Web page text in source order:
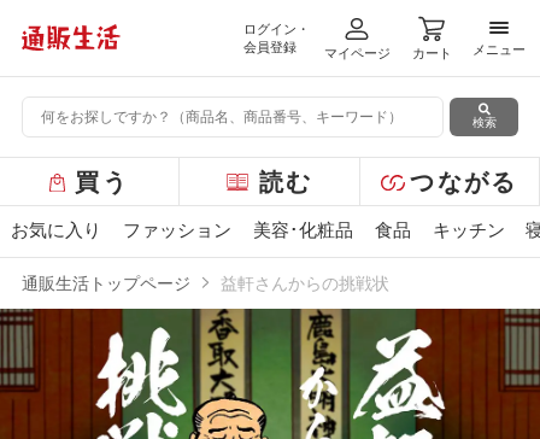
ログイン・
会員登録
マイページ カート
メニ
メニュー
検索
ー
バ
ニ
ー
買う 読む つながる
お気に入り ファッション 美容･化粧品 食品 キッチン
通販生活トップページ 益軒さんからの挑戦状